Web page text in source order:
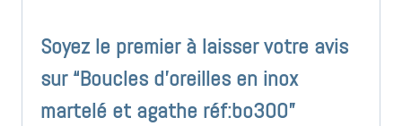
Soyez le premier à laisser votre avis
sur “Boucles d’oreilles en inox
martelé et agathe réf:bo300”